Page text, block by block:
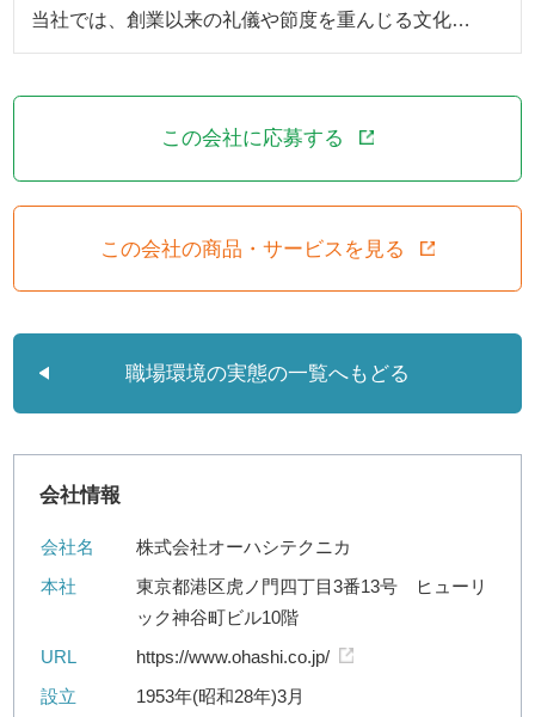
当社では、創業以来の礼儀や節度を重んじる文化…
この会社に応募する
この会社の商品・サービスを見る
職場環境の実態の一覧へもどる
会社情報
会社名
株式会社オーハシテクニカ
本社
東京都港区虎ノ門四丁目3番13号 ヒューリ
ック神谷町ビル10階
URL
https://www.ohashi.co.jp/
設立
1953年(昭和28年)3月